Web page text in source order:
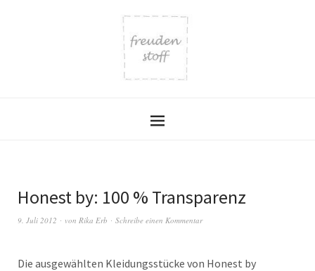
Honest by: 100 % Transparenz
9. Juli 2012 von Rika Erb Schreibe einen Kommentar
Die ausgewählten Kleidungsstücke von Honest by